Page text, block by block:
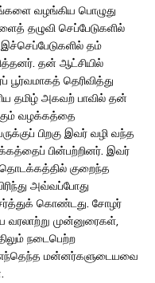
வழங்கிய பொழுது
தழுவி செப்பேடுகளில்
தம்
தன் ஆட்சியில்
தெரிவித்து
தமிழ் அகவற் பாவில் தன்
வழக்கத்தை
பிறகு இவர் வழி வந்த
பின்பற்றினர். இவர்
குறைந்த
அவ்வப்போது
கொண்டது. சோழர்
முன்னுரைகள்,
நடைபெற்ற
எந்தெந்த மன்னர்களுடையவை